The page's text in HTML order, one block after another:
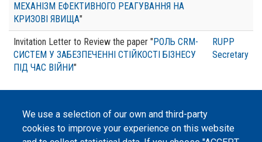
МЕХАНІЗМ ЕФЕКТИВНОГО РЕАГУВАННЯ НА
КРИЗОВІ ЯВИЩА"
Invitation Letter to Review the paper "РОЛЬ CRM-
СИСТЕМ У ЗАБЕЗПЕЧЕННІ СТІЙКОСТІ БІЗНЕСУ
ПІД ЧАС ВІЙНИ"
RUPP
Secretary
We use a selection of our own and third-party
cookies to improve your experience on this website